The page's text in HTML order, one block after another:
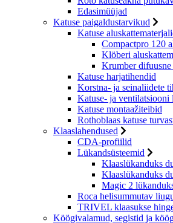
Edasimüüjad
Katuse paigaldustarvikud
Katuse
Compactpro 120
Klöberi
Krumber difuusne
Katuse harjatihendid
Korstna- ja seinaliidete
Katuse- ja ventilatsiooni
Katuse montaažiteibid
Rothoblaas katuse
Klaaslahendused
CDA-profiilid
Lükandsüsteemid
Klaaslükanduks
Klaaslükanduks
Magic 2
Roca helisummutav
TRIVEL klaasukse
Köögivalamud, segistid ja